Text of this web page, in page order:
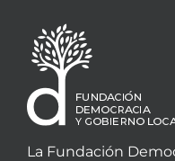
La Fundación